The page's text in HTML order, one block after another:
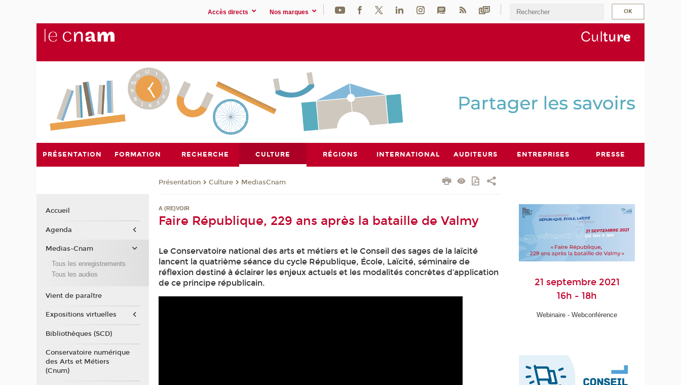
Accès directs Nos marques
Culture
PRÉSENTATION FORMATION RECHERCHE CULTURE RÉGIONS INTERNATIONAL AUDITEURS ENTREPRISES PRESSE
Présentation Culture MediasCnam
A (RE)VOIR
Faire République, 229 ans après la bataille de Valmy
Le Conservatoire national des arts et métiers et le Conseil des sages de la laïcité
lancent la quatrième séance du cycle République, École, Laïcité, séminaire de
réflexion destiné à éclairer les enjeux actuels et les modalités concrètes d’application
de ce principe républicain.
21 septembre 2021
16h - 18h
Webinaire - Webconférence
Accueil
Agenda
Medias-Cnam
Tous les enregistrements
Tous les audios
Vient de paraître
Expositions virtuelles
Bibliothèques (SCD)
Conservatoire numérique
des Arts et Métiers
(Cnum)